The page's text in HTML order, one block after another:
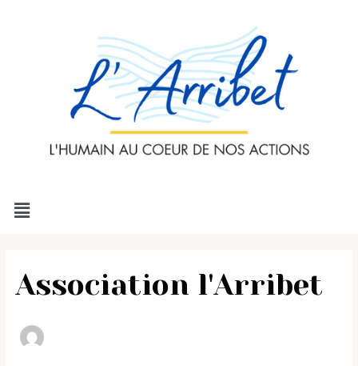
Menu
Association l'Arribet